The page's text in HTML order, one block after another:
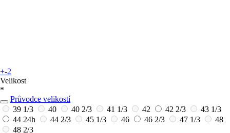
+-2
Velikost
*
Průvodce velikostí
39 1/3
40 40 2/3 41 1/3 42 42 2/3
43 1/3
44 24h 44 2/3 45 1/3 46 46 2/3 47 1/3
48
48 2/3